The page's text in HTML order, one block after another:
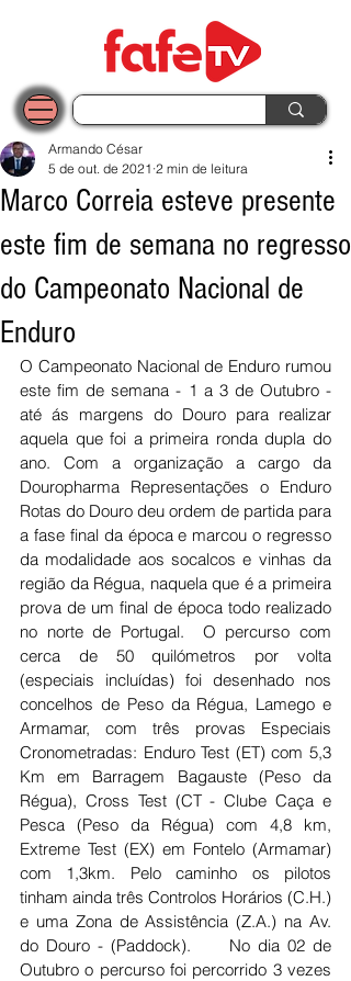
Marco Correia esteve presente
este fim de semana no regresso
do Campeonato Nacional de
Enduro
Armando César
5 de out. de 2021 2 min de leitura
O Campeonato Nacional de Enduro rumou
este fim de semana - 1 a 3 de Outubro -
até ás margens do Douro para realizar
aquela que foi a primeira ronda dupla do
ano. Com a organização a cargo da
Douropharma Representações o Enduro
Rotas do Douro deu ordem de partida para
a fase final da época e marcou o regresso
da modalidade aos socalcos e vinhas da
região da Régua, naquela que é a primeira
prova de um final de época todo realizado
no norte de Portugal.  O percurso com
cerca de 50 quilómetros por volta
(especiais incluídas) foi desenhado nos
concelhos de Peso da Régua, Lamego e
Armamar, com três provas Especiais
Cronometradas: Enduro Test (ET) com 5,3
Km em Barragem Bagauste (Peso da
Régua), Cross Test (CT - Clube Caça e
Pesca (Peso da Régua) com 4,8 km,
Extreme Test (EX) em Fontelo (Armamar)
com 1,3km. Pelo caminho os pilotos
tinham ainda três Controlos Horários (C.H.)
e uma Zona de Assistência (Z.A.) na Av.
do Douro - (Paddock).     No dia 02 de
Outubro o percurso foi percorrido 3 vezes